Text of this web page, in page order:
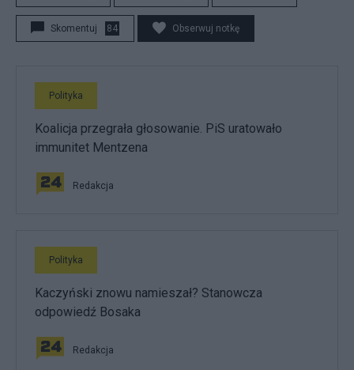
Skomentuj 84 Obserwuj notkę
Polityka
Koalicja przegrała głosowanie. PiS uratowało
immunitet Mentzena
Redakcja
Polityka
Kaczyński znowu namieszał? Stanowcza
odpowiedź Bosaka
Redakcja